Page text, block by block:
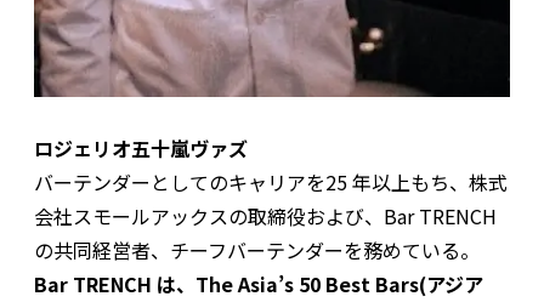
ロジェリオ五十嵐ヴァズ
バーテンダーとしてのキャリアを25 年以上もち、株式
会社スモールアックスの取締役および、Bar TRENCH
の共同経営者、チーフバーテンダーを務めている。
Bar TRENCH は、The Asia’s 50 Best Bars(アジア